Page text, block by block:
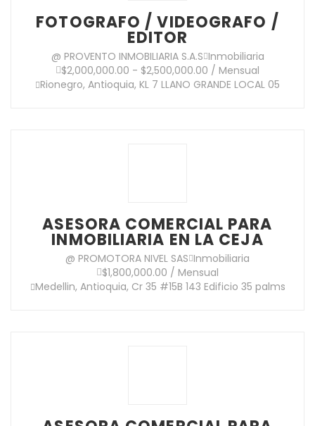
FOTOGRAFO / VIDEOGRAFO /
EDITOR
@ PROVENTO INMOBILIARIA S.A.S Inmobiliaria
$2,000,000.00 - $2,500,000.00 / Mensual
Rionegro, Antioquia, KL 7 LLANO GRANDE LOCAL 05
ASESORA COMERCIAL PARA
INMOBILIARIA EN LA CEJA
@ PROMOTORA NIVEL SAS Inmobiliaria
$1,800,000.00 / Mensual
Medellin, Antioquia, Cr 35 #15B 143 Edificio 35 palms